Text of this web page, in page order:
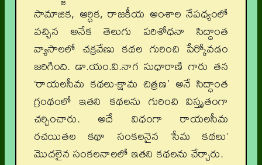
సామాజిక, ఆర్ధిక, రాజకీయ అంశాల నేపధ్యంలో
వచ్చిన అనేక తెలుగు పరిశోధనా సిద్ధాంత
వ్యాసాలలో చక్రవేణు కథల గురించి పేర్కోవడం
జరిగింది. డా.యం.వి.నాగ సుధారాణి గారు తన
‘రాయలసీమ కథలు-క్షామ చిత్రణ' అనే సిద్ధాంత
గ్రంథంలో ఇతని కథలను గురించి విస్తృతంగా
చర్చించారు. అదే విధంగా రాయలసీమ
రచయితల కథా సంకలనైన ‘సీమ కథలు’
మొదలైన సంకలనాలలో ఇతని కథలను చేర్చారు.